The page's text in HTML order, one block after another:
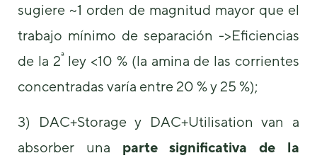
sugiere ~1 orden de magnitud mayor que el
trabajo mínimo de separación ->Eficiencias
de la 2ªley <10 % (la amina de las corrientes
concentradas varía entre 20 % y 25 %);
3) DAC+Storage y DAC+Utilisation van a
absorber una parte significativa de la